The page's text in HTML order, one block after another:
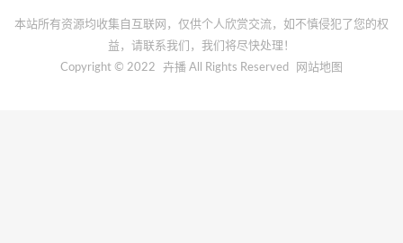
本站所有资源均收集自互联网，仅供个人欣赏交流，如不慎侵犯了您的权
益，请联系我们，我们将尽快处理！
Copyright © 2022
卉播 All Rights Reserved 网站地图